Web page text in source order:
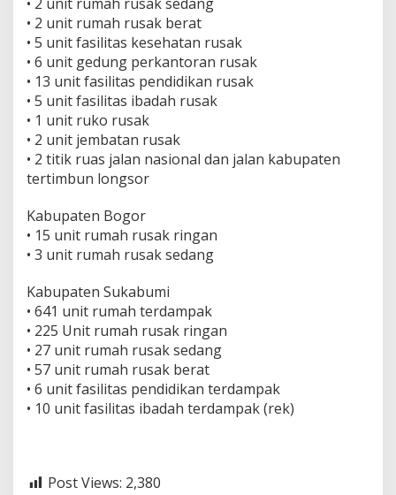
• 2 unit rumah rusak berat
• 5 unit fasilitas kesehatan rusak
• 6 unit gedung perkantoran rusak
• 13 unit fasilitas pendidikan rusak
• 5 unit fasilitas ibadah rusak
• 1 unit ruko rusak
• 2 unit jembatan rusak
• 2 titik ruas jalan nasional dan jalan kabupaten
tertimbun longsor
Kabupaten Bogor
• 15 unit rumah rusak ringan
• 3 unit rumah rusak sedang
Kabupaten Sukabumi
• 641 unit rumah terdampak
• 225 Unit rumah rusak ringan
• 27 unit rumah rusak sedang
• 57 unit rumah rusak berat
• 6 unit fasilitas pendidikan terdampak
• 10 unit fasilitas ibadah terdampak (rek)
Post Views: 2,380